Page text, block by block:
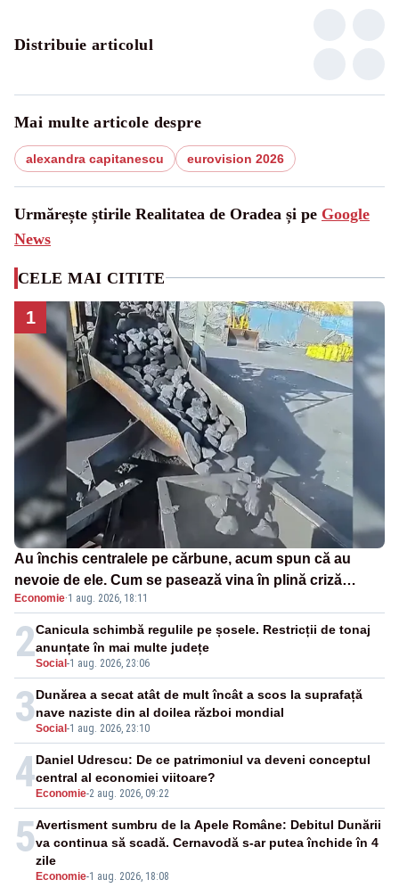
Distribuie articolul
Mai multe articole despre
alexandra capitanescu eurovision 2026
Urmărește știrile Realitatea de Oradea și pe Google
News
CELE MAI CITITE
1
Au închis centralele pe cărbune, acum spun că au
nevoie de ele. Cum se pasează vina în plină criză
energetică
Economie·1 aug. 2026, 18:11
2Social -1 aug. 2026, 23:06
Canicula schimbă regulile pe șosele. Restricții de tonaj
anunțate în mai multe județe
3Social -1 aug. 2026, 23:10
Dunărea a secat atât de mult încât a scos la suprafață
nave naziste din al doilea război mondial
4 Economie-2 aug. 2026, 09:22
Daniel Udrescu: De ce patrimoniul va deveni conceptul
central al economiei viitoare?
5
Economie-1 aug. 2026, 18:08
Avertisment sumbru de la Apele Române: Debitul Dunării
va continua să scadă. Cernavodă s-ar putea închide în 4
zile